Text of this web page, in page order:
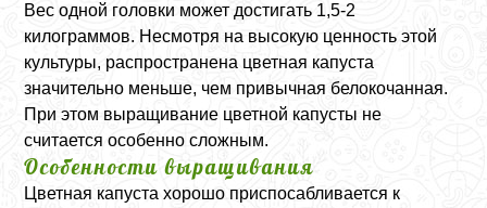
Вес одной головки может достигать 1,5-2
килограммов. Несмотря на высокую ценность этой
культуры, распространена цветная капуста
значительно меньше, чем привычная белокочанная.
При этом выращивание цветной капусты не
считается особенно сложным.
Особенности выращивания
Цветная капуста хорошо приспосабливается к